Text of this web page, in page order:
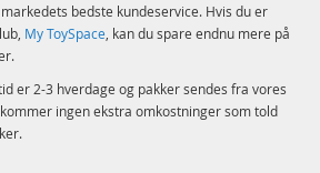
bedste kundeservice. Hvis du er
My ToySpace, kan du spare endnu mere på
er 2-3 hverdage og pakker sendes fra vores
ingen ekstra omkostninger som told